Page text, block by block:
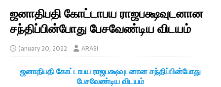
ஜனாதிபதி கோட்டாபய ராஜபக்ஷவுடனான
சந்திப்பின்போது பேசவேண்டிய விடயம்
January 20, 2022 ARASI
ஜனாதிபதி கோட்டாபய ராஜபக்ஷவுடனான சந்திப்பின்போது
பேசவேண்டிய விடயம்